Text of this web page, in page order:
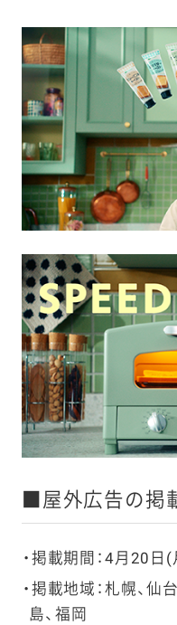
■屋外広告の掲
掲載期間：4月20日
掲載地域：札幌、仙
島、 福岡